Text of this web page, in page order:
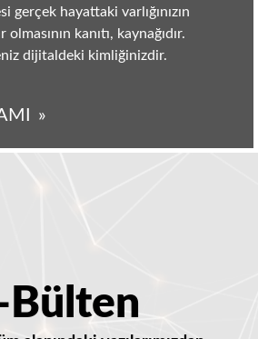
gerçek hayattaki varlığınızın
kanıtı, kaynağıdır.
dijitaldeki kimliğinizdir.
Bülten